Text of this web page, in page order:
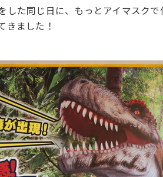
した同じ日に、もっとアイマスク
きました！